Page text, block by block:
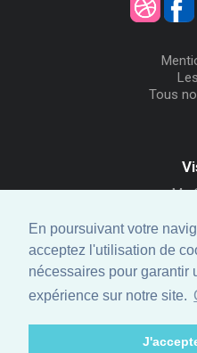
En poursuivant votre
acceptez l'utilisation de
nécessaires pour garantir
expérience sur notre site.
Tous
Me
© ID-Clic